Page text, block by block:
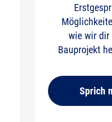
wie wir dir
Bauprojekt
Sprich